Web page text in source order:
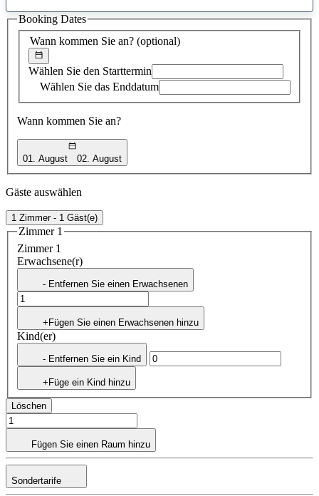
gefundener
Vorschlag
Wann kommen Sie an? (optional)
Wählen Sie den Starttermin
Wählen Sie das Enddatum
Wann kommen Sie an?
01. August 02. August
Booking Dates
Gäste auswählen
1 Zimmer - 1 Gäst(e)
Zimmer 1
Zimmer 1
Erwachsene(r)
- Entfernen Sie einen Erwachsenen
+Fügen Sie einen Erwachsenen hinzu
Kind(er)
- Entfernen Sie ein Kind
+Füge ein Kind hinzu
Löschen
Fügen Sie einen Raum hinzu
Sondertarife